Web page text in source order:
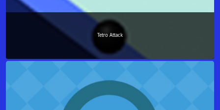
Tetro Attack